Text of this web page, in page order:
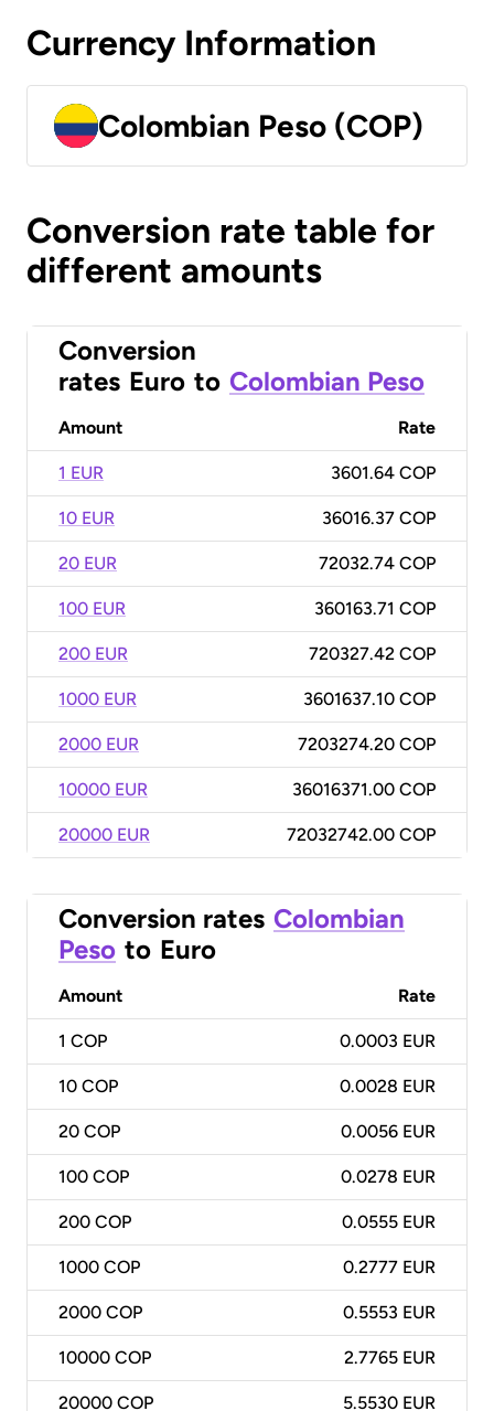
Currency Information
Colombian Peso (COP)
Conversion rate table for
different amounts
Conversion
rates Euro to Colombian Peso
Amount Rate
1 EUR 3601.64 COP
10 EUR 36016.37 COP
20 EUR 72032.74 COP
100 EUR 360163.71 COP
200 EUR 720327.42 COP
1000 EUR 3601637.10 COP
2000 EUR 7203274.20 COP
10000 EUR 36016371.00 COP
20000 EUR 72032742.00 COP
Conversion rates Colombian
Peso to Euro
Amount Rate
1 COP 0.0003 EUR
10 COP 0.0028 EUR
20 COP 0.0056 EUR
100 COP 0.0278 EUR
200 COP 0.0555 EUR
1000 COP 0.2777 EUR
2000 COP 0.5553 EUR
10000 COP 2.7765 EUR
20000 COP 5.5530 EUR